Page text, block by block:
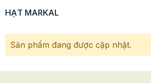
HẠT MARKAL
Sản phẩm đang được cập nhật.